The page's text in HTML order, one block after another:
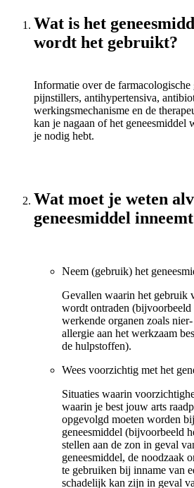
Wat is het
wordt het gebruikt?
Informatie over de
pijnstillers, antihypertensiva,
werkingsmechanisme en de
kan je nagaan of het geneesmiddel
je nodig hebt.
Wat moet je weten
geneesmiddel
Neem (gebruik) het
Gevallen waarin het gebruik
wordt ontraden
werkende organen zoals
allergie aan het werkzaam
de hulpstoffen).
Wees voorzichtig met het
Situaties waarin
waarin je best jouw arts
opgevolgd moeten worden
geneesmiddel (bijvoorbeeld
stellen aan de zon in geval
geneesmiddel, de noodzaak
te gebruiken bij inname van
schadelijk kan zijn in geval